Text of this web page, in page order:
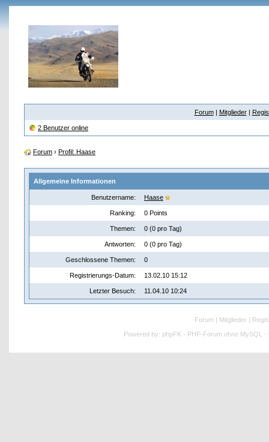
Forum| Mitglieder|
2 Benutzer online
Forum › Profil: Haase
Allgemeine Informationen
Benutzername: Haase
Ranking: 0 Points
Themen: 0 (0 pro Tag)
Antworten: 0 (0 pro Tag)
Geschlossene Themen: 0
Registrierungs-Datum: 13.02.10 15:12
Letzter Besuch: 11.04.10 10:24
Forum | Mitglieder |
Powered by: phpFK - PHP-Forum ohne MySQL -